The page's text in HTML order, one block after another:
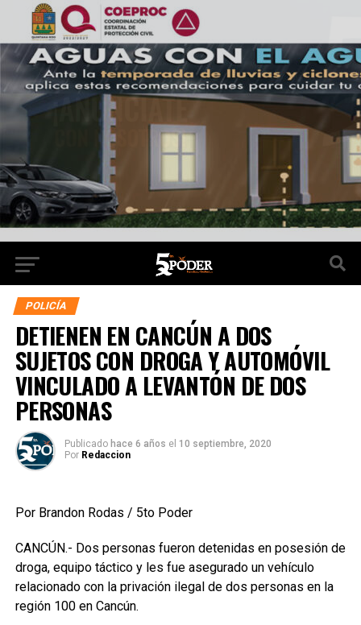
POLICÍA
DETIENEN EN CANCÚN A DOS
SUJETOS CON DROGA Y AUTOMÓVIL
VINCULADO A LEVANTÓN DE DOS
PERSONAS
Publicado hace 6 años el 10 septiembre, 2020
Por Redaccion
Por Brandon Rodas / 5to Poder
CANCÚN.- Dos personas fueron detenidas en posesión de
droga, equipo táctico y les fue asegurado un vehículo
relacionado con la privación ilegal de dos personas en la
región 100 en Cancún.